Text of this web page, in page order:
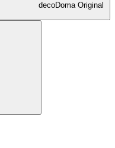
decoDoma Original